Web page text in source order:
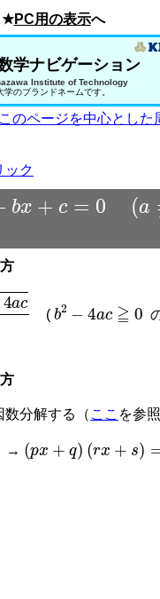
★PC用の表示へ
Institute of Technology
学ナビゲーション
のブランドネームです。
このページを中心とした
ック
bx+c=0 (a≠0)
(
b2 4a ≧
数分解する（ ここ を参
→
(p r x+